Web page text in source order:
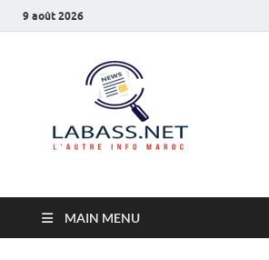
9 août 2026
MAIN MENU